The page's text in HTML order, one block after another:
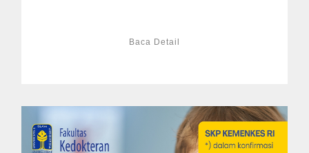
Baca Detail